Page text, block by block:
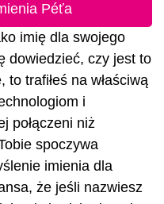
Péťa
imię dla swojego
dowiedzieć, czy jest to
to trafiłeś na właściwą
i
połączeni niż
spoczywa
imienia dla
że jeśli nazwiesz